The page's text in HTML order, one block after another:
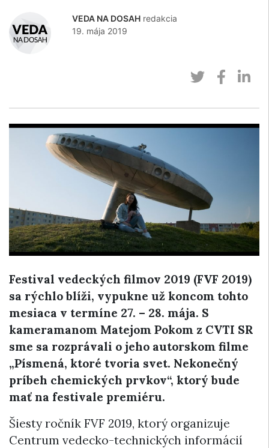
VEDA NA DOSAH redakcia
19. mája 2019
Festival vedeckých filmov 2019 (FVF 2019)
sa rýchlo blíži, vypukne už koncom tohto
mesiaca v termíne 27. – 28. mája. S
kameramanom Matejom Pokom z CVTI SR
sme sa rozprávali o jeho autorskom filme
„Písmená, ktoré tvoria svet. Nekonečný
príbeh chemických prvkov“, ktorý bude
mať na festivale premiéru.
Šiesty ročník FVF 2019, ktorý organizuje
Centrum vedecko-technických informácií